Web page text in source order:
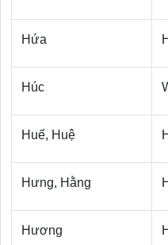
Hứa
Húc
Huế, Huệ
Hưng, Hằng
Hương